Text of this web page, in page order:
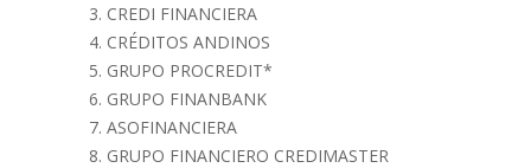
CREDI FINANCIERA
CRÉDITOS ANDINOS
GRUPO PROCREDIT*
GRUPO FINANBANK
ASOFINANCIERA
GRUPO FINANCIERO CREDIMASTER